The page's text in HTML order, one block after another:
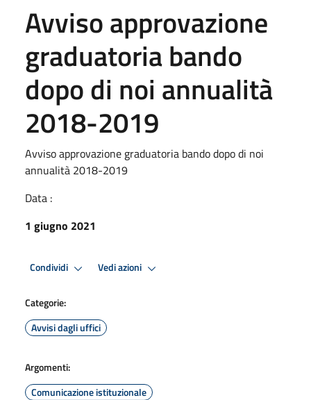
Avviso approvazione
graduatoria bando
dopo di noi annualità
2018-2019
Avviso approvazione graduatoria bando dopo di noi
annualità 2018-2019
Data :
1 giugno 2021
Condividi Vedi azioni
Categorie:
Avvisi dagli uffici
Argomenti:
Comunicazione istituzionale